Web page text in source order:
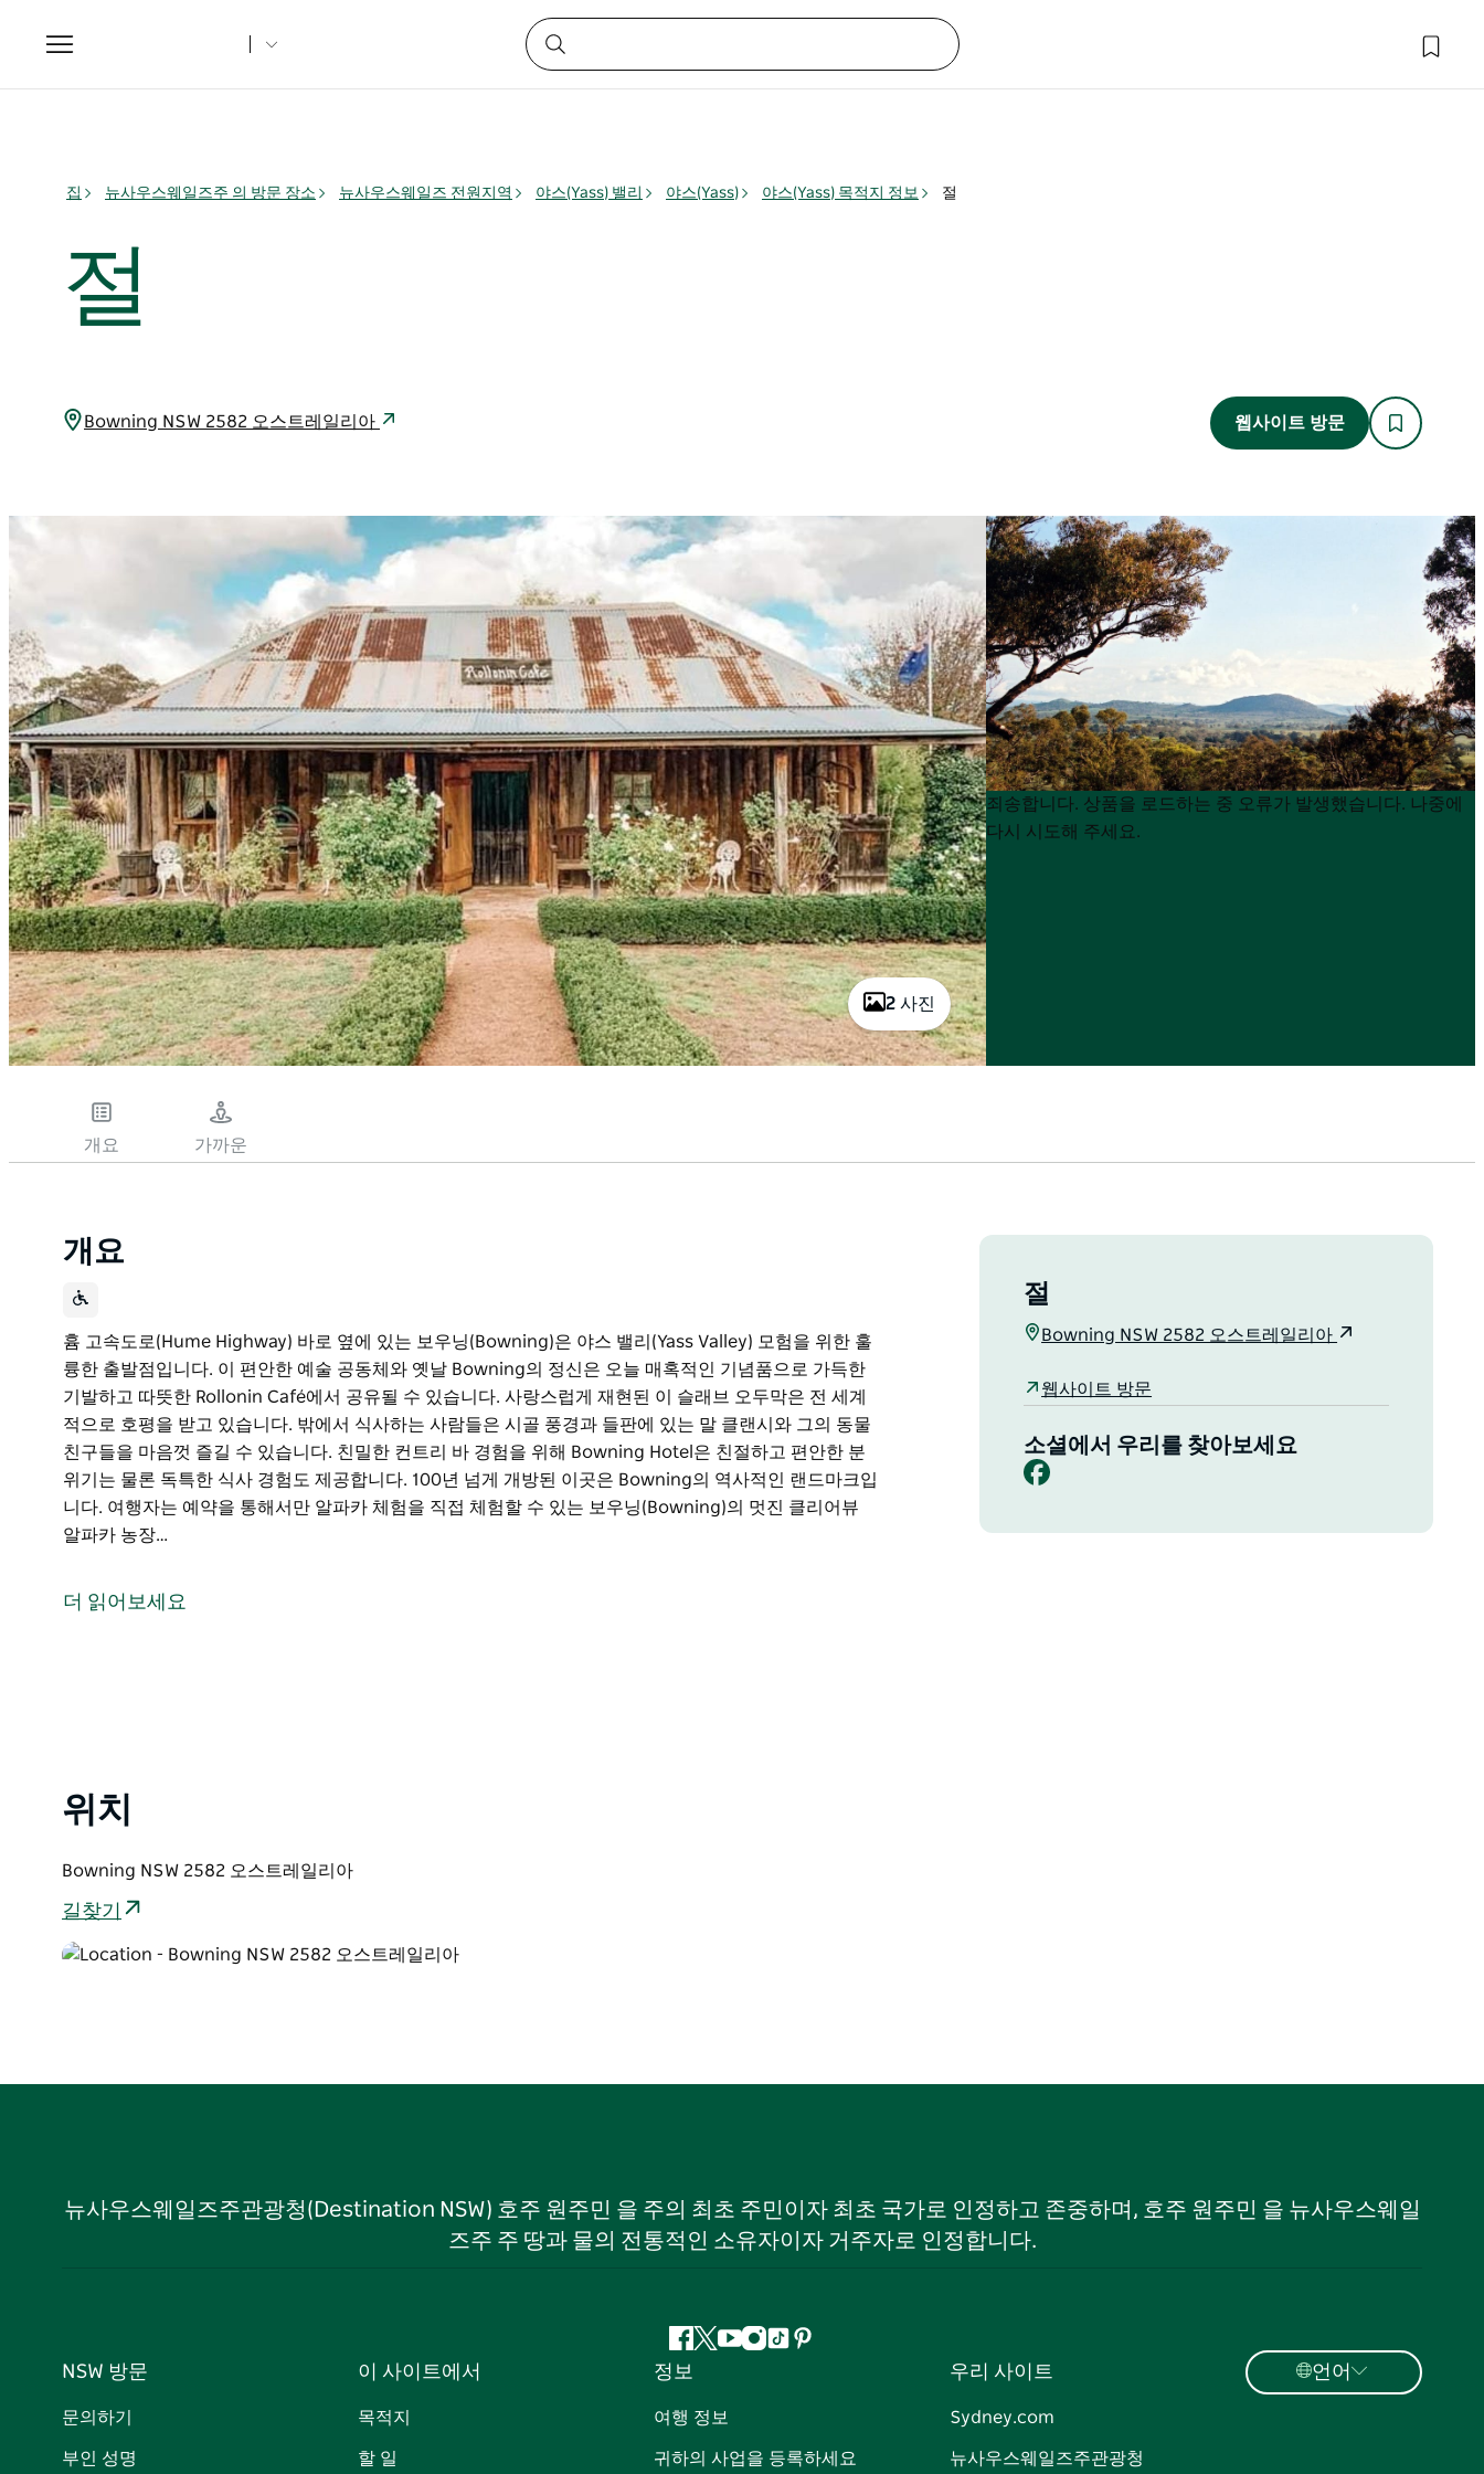
Toggle
navigation
집 뉴사우스웨일즈주 의 방문 장소 뉴사우스웨일즈 전원지역 야스(Yass) 밸리 야스(Yass) 야스(Yass) 목적지 정보 절
절
Bowning NSW 2582 오스트레일리아 웹사이트 방문
2 사진
Product
List
Product
List
죄송합니다. 상품을 로드하는 중 오류가 발생했습니다. 나중에
다시 시도해 주세요.
개요 가까운
개요
흄 고속도로(Hume Highway) 바로 옆에 있는 보우닝(Bowning)은 야스 밸리(Yass Valley) 모험을 위한 훌
륭한 출발점입니다. 이 편안한 예술 공동체와 옛날 Bowning의 정신은 오늘 매혹적인 기념품으로 가득한
기발하고 따뜻한 Rollonin Café에서 공유될 수 있습니다. 사랑스럽게 재현된 이 슬래브 오두막은 전 세계
적으로 호평을 받고 있습니다. 밖에서 식사하는 사람들은 시골 풍경과 들판에 있는 말 클랜시와 그의 동물
친구들을 마음껏 즐길 수 있습니다. 친밀한 컨트리 바 경험을 위해 Bowning Hotel은 친절하고 편안한 분
위기는 물론 독특한 식사 경험도 제공합니다. 100년 넘게 개방된 이곳은 Bowning의 역사적인 랜드마크입
니다. 여행자는 예약을 통해서만 알파카 체험을 직접 체험할 수 있는 보우닝(Bowning)의 멋진 클리어뷰
알파카 농장…
륭한 출발점입니다.
여행자는 예약을 통해서만 알파카 체험을 직접 체험할 수 있는 보우닝(Bowning)의 멋진 클리어뷰 알파카
더 읽어보세요
절
Bowning NSW 2582 오스트레일리아
웹사이트 방문
소셜에서 우리를 찾아보세요
Facebook
위치
Bowning NSW 2582 오스트레일리아
길찾기
뉴사우스웨일즈주관광청(Destination NSW) 호주 원주민 을 주의 최초 주민이자 최초 국가로 인정하고 존중하며, 호주 원주민 을 뉴사우스웨일
즈주 주 땅과 물의 전통적인 소유자이자 거주자로 인정합니다.
페
이
북
지
다
유 인
램
틱
핀
트
NSW 방문
문의하기
부인 성명
이 사이트에서
목적지
할 일
정보
여행 정보
귀하의 사업을 등록하세요
우리 사이트
Sydney.com
뉴사우스웨일즈주관광청
언어